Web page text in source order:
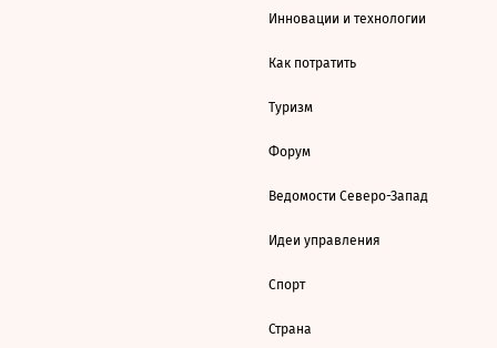
Инновации и технологии
Как потратить
Туризм
Форум
Ведомости Северо-Запад
Идеи управления
Спорт
Страна